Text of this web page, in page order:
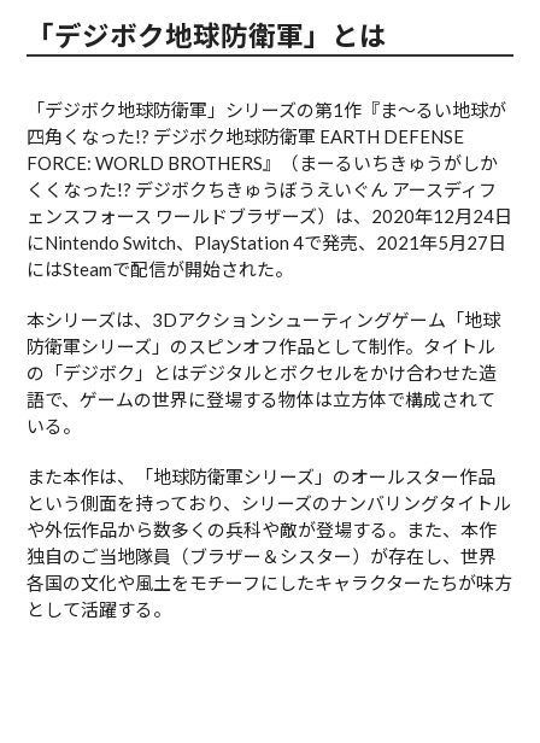
「デジボク地球防衛軍」とは
「デジボク地球防衛軍」シリーズの第1作『ま〜るい地球が
四角くなった!? デジボク地球防衛軍 EARTH DEFENSE
FORCE: WORLD BROTHERS』（まーるいちきゅうがしか
くくなった!? デジボクちきゅうぼうえいぐん アースディフ
ェンスフォース ワールドブラザーズ）は、2020年12月24日
にNintendo Switch、PlayStation 4で発売、2021年5月27日
にはSteamで配信が開始された。
本シリーズは、3Dアクションシューティングゲーム「地球
防衛軍シリーズ」のスピンオフ作品として制作。タイトル
の「デジボク」とはデジタルとボクセルをかけ合わせた造
語で、ゲームの世界に登場する物体は立方体で構成されて
いる。
また本作は、「地球防衛軍シリーズ」のオールスター作品
という側面を持っており、シリーズのナンバリングタイトル
や外伝作品から数多くの兵科や敵が登場する。また、本作
独自のご当地隊員（ブラザー＆シスター）が存在し、世界
各国の文化や風土をモチーフにしたキャラクターたちが味方
として活躍する。